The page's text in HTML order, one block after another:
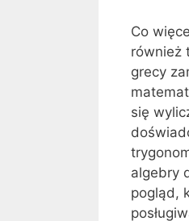
Co
również
grecy
się
algebry
pogląd,